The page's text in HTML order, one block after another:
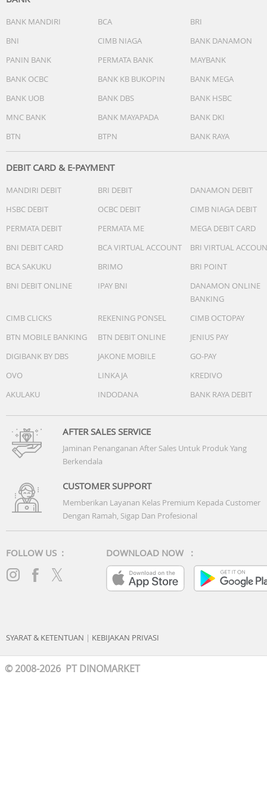
Dilengkapi dengan kabel 2 meter untuk memudahkan
pengguna memakai Smart Steamer.
Fit for all Fabric
Smart Steamer cocok untuk segala jenis bahan pakaian.
PFOA Free
Produk aman digunakan dan bebas dari bahan kimia
Include in the box:
1pcs Steamer, 1pcs Measuring Cup, 1pcs power cord
Spesifikasi :
Voltage : 220V
Capacity : 105ml
Heat up duration: 25s
Colour : *
Dimension: 96 x 95 x 258mm
BANK MANDIRI BCA
BRI
BNI
CIMB NIAGA
BANK DANAMON
PANIN BANK
PERMATA BANK
MAYBANK
BANK OCBC
BANK KB BUKOPIN
BANK MEGA
BANK UOB
BANK DBS
BANK HSBC
MNC BANK
BANK MAYAPADA
BANK DKI
BTN
BTPN BANK RAYA
DEBIT CARD & E-PAYMENT
MANDIRI DEBIT BRI DEBIT
DANAMON DEBIT
HSBC DEBIT
OCBC DEBIT
CIMB NIAGA DEBIT
PERMATA DEBIT
PERMATA ME
MEGA DEBIT CARD
BNI DEBIT CARD
BCA VIRTUAL ACCOUNT
BRI VIRTUAL
BCA SAKUKU
BRIMO
BRI POINT
BNI DEBIT ONLINE
IPAY BNI
DANAMON ONLINE
BANKING
CIMB CLICKS
REKENING PONSEL
CIMB OCTOPAY
BTN MOBILE BANKING
BTN DEBIT ONLINE
JENIUS PAY
DIGIBANK BY DBS
JAKONE MOBILE
GO-PAY
OVO
LINKAJA
KREDIVO
AKULAKU
INDODANA BANK RAYA DEBIT
AFTER SALES SERVICE
Jaminan Penanganan After Sales Untuk Produk Yang
Berkendala
CUSTOMER SUPPORT
Memberikan Layanan Kelas Premium Kepada Customer
Dengan Ramah, Sigap Dan Profesional
FOLLOW US : DOWNLOAD NOW :
SYARAT & KETENTUAN | KEBIJAKAN PRIVASI
© 2008-2026 PT DINOMARKET